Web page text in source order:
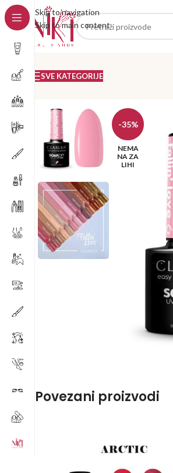
Skip to navigation
Skip to main content
SVE KATEGORIJE
-35%
NEMA
NA ZA
LIHI
Povezani proizvodi